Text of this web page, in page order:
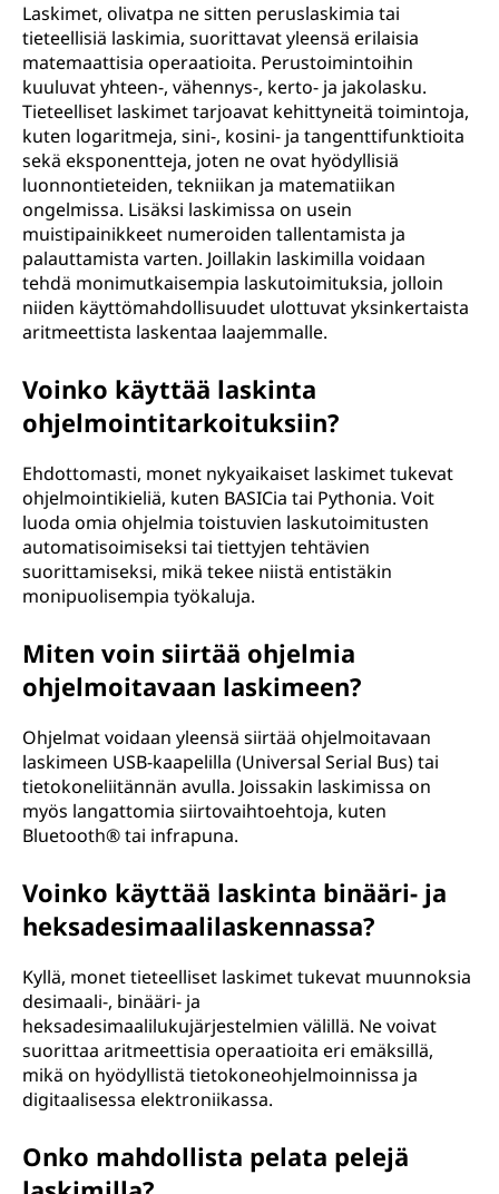
Laskimet, olivatpa ne sitten peruslaskimia tai
tieteellisiä laskimia, suorittavat yleensä erilaisia
matemaattisia operaatioita. Perustoimintoihin
kuuluvat yhteen-, vähennys-, kerto- ja jakolasku.
Tieteelliset laskimet tarjoavat kehittyneitä toimintoja,
kuten logaritmeja, sini-, kosini- ja tangenttifunktioita
sekä eksponentteja, joten ne ovat hyödyllisiä
luonnontieteiden, tekniikan ja matematiikan
ongelmissa. Lisäksi laskimissa on usein
muistipainikkeet numeroiden tallentamista ja
palauttamista varten. Joillakin laskimilla voidaan
tehdä monimutkaisempia laskutoimituksia, jolloin
niiden käyttömahdollisuudet ulottuvat yksinkertaista
aritmeettista laskentaa laajemmalle.
Voinko käyttää laskinta
ohjelmointitarkoituksiin?
Ehdottomasti, monet nykyaikaiset laskimet tukevat
ohjelmointikieliä, kuten BASICia tai Pythonia. Voit
luoda omia ohjelmia toistuvien laskutoimitusten
automatisoimiseksi tai tiettyjen tehtävien
suorittamiseksi, mikä tekee niistä entistäkin
monipuolisempia työkaluja.
Miten voin siirtää ohjelmia
ohjelmoitavaan laskimeen?
Ohjelmat voidaan yleensä siirtää ohjelmoitavaan
laskimeen USB-kaapelilla (Universal Serial Bus) tai
tietokoneliitännän avulla. Joissakin laskimissa on
myös langattomia siirtovaihtoehtoja, kuten
Bluetooth® tai infrapuna.
Voinko käyttää laskinta binääri- ja
heksadesimaalilaskennassa?
Kyllä, monet tieteelliset laskimet tukevat muunnoksia
desimaali-, binääri- ja
heksadesimaalilukujärjestelmien välillä. Ne voivat
suorittaa aritmeettisia operaatioita eri emäksillä,
mikä on hyödyllistä tietokoneohjelmoinnissa ja
digitaalisessa elektroniikassa.
Onko mahdollista pelata pelejä